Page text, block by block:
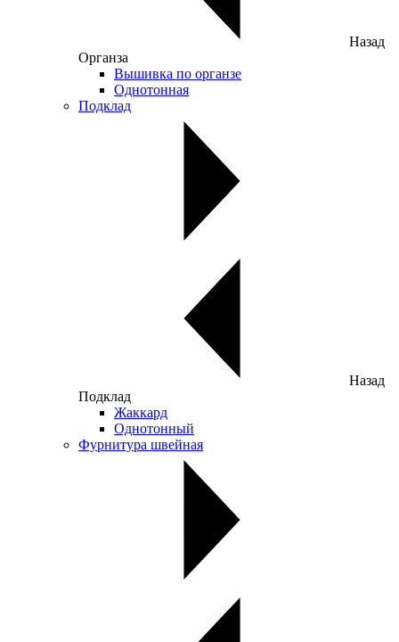
Назад
Органза
Вышивка по органзе
Однотонная
Подклад
Назад
Подклад
Жаккард
Однотонный
Фурнитура швейная